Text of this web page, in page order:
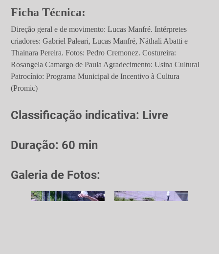
Ficha Técnica:
Direção geral e de movimento: Lucas Manfré. Intérpretes
criadores: Gabriel Paleari, Lucas Manfré, Náthali Abatti e
Thainara Pereira. Fotos: Pedro Cremonez. Costureira:
Rosangela Camargo de Paula Agradecimento: Usina Cultural
Patrocínio: Programa Municipal de Incentivo à Cultura
(Promic)
Classificação indicativa: Livre
Duração: 60 min
Galeria de Fotos: